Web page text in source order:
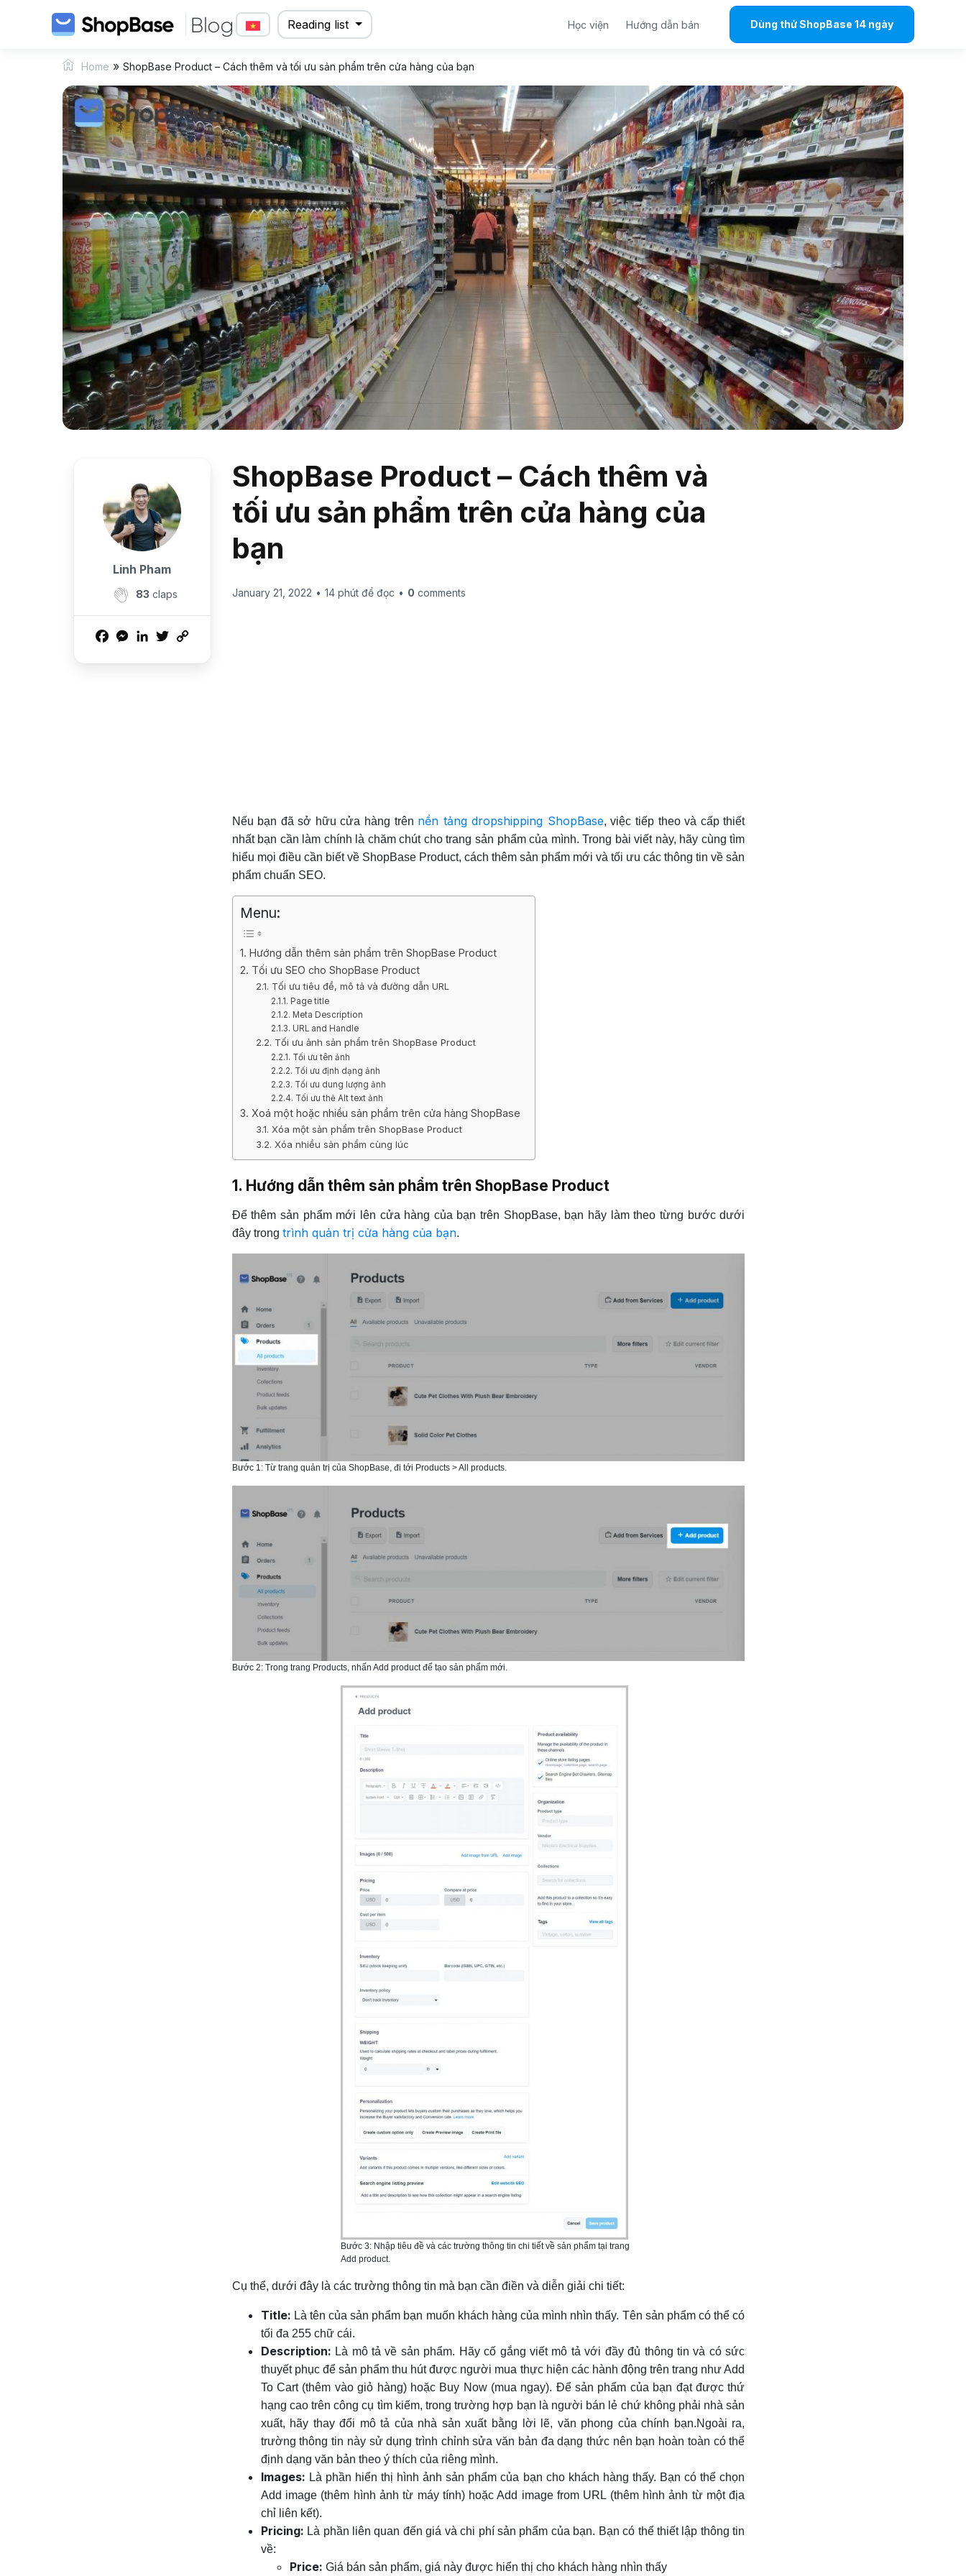
Reading list Học viện Hướng dẫn bán Dùng thử ShopBase 14 ngày
Home » ShopBase Product – Cách thêm và tối ưu sản phẩm trên cửa hàng của bạn
Linh Pham
83 claps
Facebook
Messenger
LinkedInTwitter
ShopBase Product – Cách thêm và
tối ưu sản phẩm trên cửa hàng của
bạn
January 21, 2022 • 14 phút để đọc • 0 comments
Nếu bạn đã sở hữu cửa hàng trên nền tảng dropshipping ShopBase, việc tiếp theo và cấp thiết
nhất bạn cần làm chính là chăm chút cho trang sản phẩm của mình. Trong bài viết này, hãy cùng tìm
hiểu mọi điều cần biết về ShopBase Product, cách thêm sản phẩm mới và tối ưu các thông tin về sản
phẩm chuẩn SEO.
Menu:
1. Hướng dẫn thêm sản phẩm trên ShopBase Product
2. Tối ưu SEO cho ShopBase Product
2.1. Tối ưu tiêu đề, mô tả và đường dẫn URL
2.1.1. Page title
2.1.2. Meta Description
2.1.3. URL and Handle
2.2. Tối ưu ảnh sản phẩm trên ShopBase Product
2.2.1. Tối ưu tên ảnh
2.2.2. Tối ưu định dạng ảnh
2.2.3. Tối ưu dung lượng ảnh
2.2.4. Tối ưu thẻ Alt text ảnh
3. Xoá một hoặc nhiều sản phẩm trên cửa hàng ShopBase
3.1. Xóa một sản phẩm trên ShopBase Product
3.2. Xóa nhiều sản phẩm cùng lúc
1. Hướng dẫn thêm sản phẩm trên ShopBase Product
Để thêm sản phẩm mới lên cửa hàng của bạn trên ShopBase, bạn hãy làm theo từng bước dưới
đây trong trình quản trị cửa hàng của bạn.
Bước 1: Từ trang quản trị của ShopBase, đi tới Products > All products.
Bước 2: Trong trang Products, nhấn Add product để tạo sản phẩm mới.
Bước 3: Nhập tiêu đề và các trường thông tin chi tiết về sản phẩm tại trang
Add product.
Cụ thể, dưới đây là các trường thông tin mà bạn cần điền và diễn giải chi tiết:
Title: Là tên của sản phẩm bạn muốn khách hàng của mình nhìn thấy. Tên sản phẩm có thể có
tối đa 255 chữ cái.
Description: Là mô tả về sản phẩm. Hãy cố gắng viết mô tả với đầy đủ thông tin và có sức
thuyết phục để sản phẩm thu hút được người mua thực hiện các hành động trên trang như Add
To Cart (thêm vào giỏ hàng) hoặc Buy Now (mua ngay). Để sản phẩm của bạn đạt được thứ
hạng cao trên công cụ tìm kiếm, trong trường hợp bạn là người bán lẻ chứ không phải nhà sản
xuất, hãy thay đổi mô tả của nhà sản xuất bằng lời lẽ, văn phong của chính bạn.Ngoài ra,
trường thông tin này sử dụng trình chỉnh sửa văn bản đa dạng thức nên bạn hoàn toàn có thể
định dạng văn bản theo ý thích của riêng mình.
Images: Là phần hiển thị hình ảnh sản phẩm của bạn cho khách hàng thấy. Bạn có thể chọn
Add image (thêm hình ảnh từ máy tính) hoặc Add image from URL (thêm hình ảnh từ một địa
chỉ liên kết).
Pricing: Là phần liên quan đến giá và chi phí sản phẩm của bạn. Bạn có thể thiết lập thông tin
về:
Price: Giá bán sản phẩm, giá này được hiển thị cho khách hàng nhìn thấy